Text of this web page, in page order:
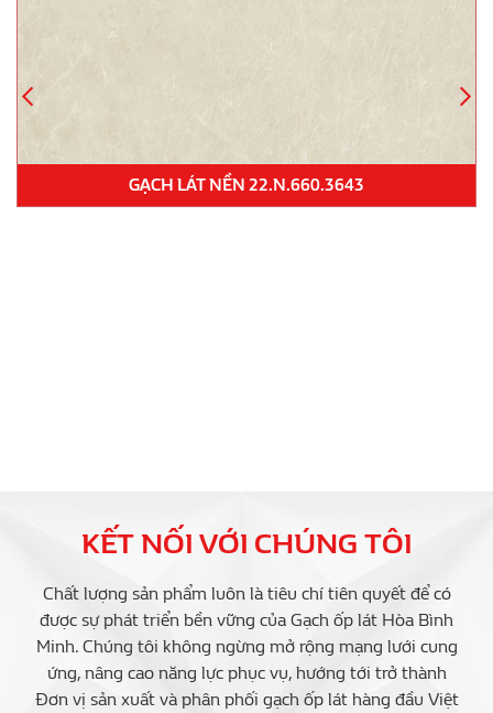
KẾT NỐI VỚI CHÚNG TÔI
Chất lượng sản phẩm luôn là tiêu chí tiên quyết để có
được sự phát triển bền vững của Gạch ốp lát Hòa Bình
Minh. Chúng tôi không ngừng mở rộng mạng lưới cung
ứng, nâng cao năng lực phục vụ, hướng tới trở thành
Đơn vị sản xuất và phân phối gạch ốp lát hàng đầu Việt